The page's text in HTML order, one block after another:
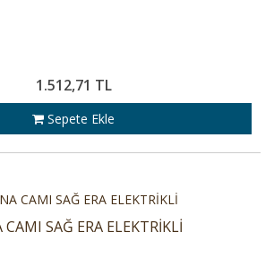
1.512,71 TL
Sepete Ekle
CAMI SAĞ ERA ELEKTRİKLİ